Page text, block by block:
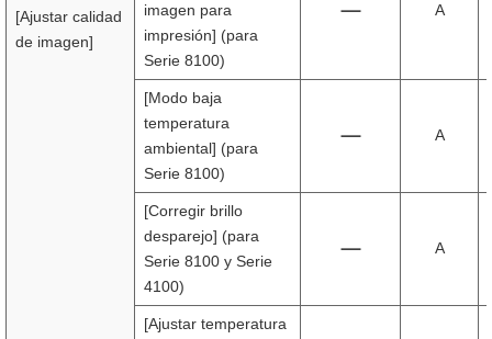
[Ajustar calidad
de imagen]
imagen para
impresión] (para
Serie 8100)
A
[Modo baja
temperatura
ambiental] (para
Serie 8100)
A
[Corregir brillo
desparejo] (para
Serie 8100 y Serie
4100)
A
[Ajustar temperatura